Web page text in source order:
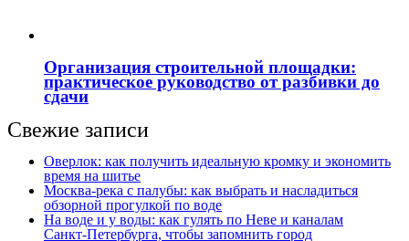
Организация строительной площадки:
практическое руководство от разбивки до
сдачи
Свежие записи
Оверлок: как получить идеальную кромку и экономить
время на шитье
Москва‑река с палубы: как выбрать и насладиться
обзорной прогулкой по воде
На воде и у воды: как гулять по Неве и каналам
Санкт‑Петербурга, чтобы запомнить город